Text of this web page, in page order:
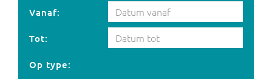
Vanaf:
Tot:
Op type: